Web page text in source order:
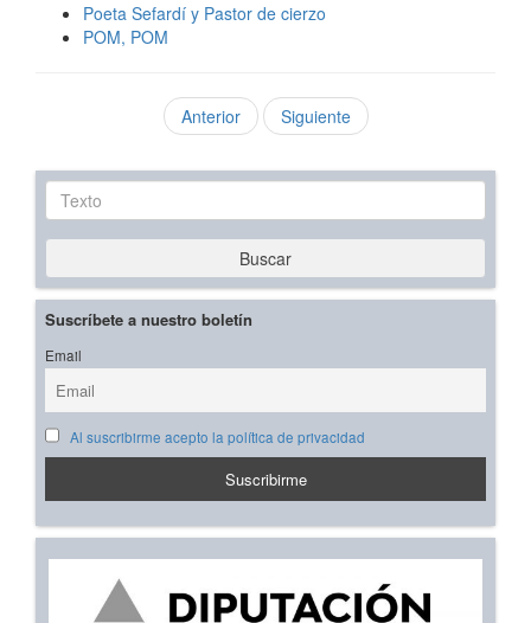
Poeta Sefardí y Pastor de cierzo
POM, POM
Anterior Siguiente
Texto
Buscar
Suscríbete a nuestro boletín
Email
Al suscribirme acepto la política de privacidad